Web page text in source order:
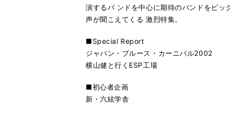
演するバ ンドを中心に期待のバンドをピッ
声が聞こえてくる 激烈特集。
■Special Report
ジャパン・ブルース・カーニバル2002
横山健と行くESP工場
■初心者企画
新・六絃学舎